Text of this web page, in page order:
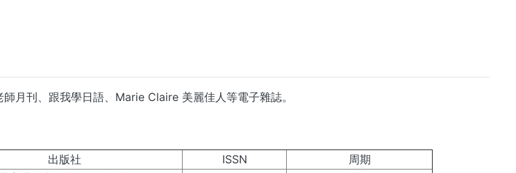
月刊、跟我學日語、Marie Claire 美麗佳人等電子雜誌。
出版社 ISSN
周期